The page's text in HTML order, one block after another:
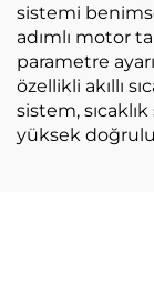
sistemi
adımlı motor
parametre
özellikli akıllı
sistem,
yüksek